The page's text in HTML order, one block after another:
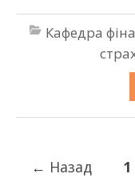
Кафедра
← Назад 1